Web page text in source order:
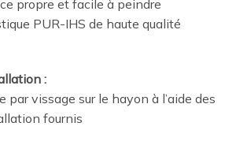
propre et facile à peindre
PUR-IHS de haute qualité
:
vissage sur le hayon à l’aide des
fournis